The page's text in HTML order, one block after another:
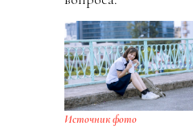
Источник фото